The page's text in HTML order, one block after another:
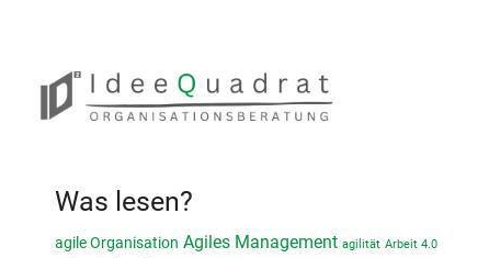
Was lesen?
agile Organisation Agiles Management agilität Arbeit 4.0